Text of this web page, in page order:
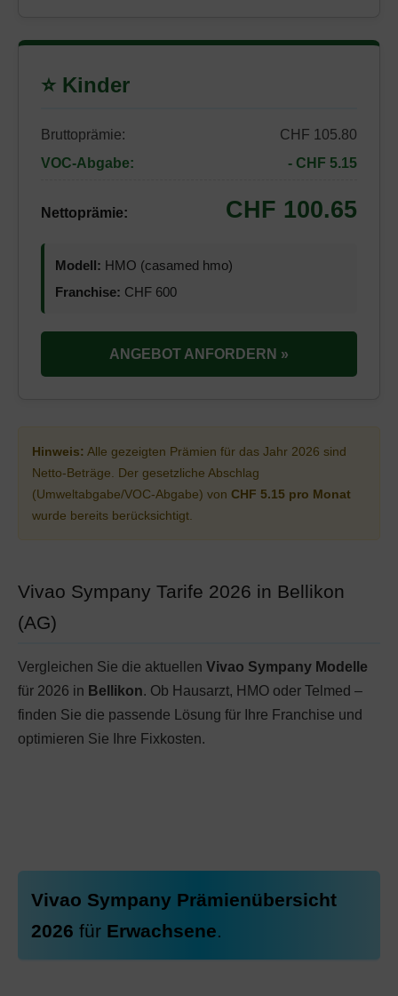
⭐ Kinder
Bruttoprämie:
CHF 105.80
VOC-Abgabe:
- CHF 5.15
Nettoprämie: CHF 100.65
Modell: HMO (casamed hmo)
Franchise: CHF 600
ANGEBOT ANFORDERN »
Hinweis: Alle gezeigten Prämien für das Jahr 2026 sind
Netto-Beträge. Der gesetzliche Abschlag
(Umweltabgabe/VOC-Abgabe) von CHF 5.15 pro Monat
wurde bereits berücksichtigt.
Vivao Sympany Tarife 2026 in Bellikon
(AG)
Vergleichen Sie die aktuellen Vivao Sympany Modelle
für 2026 in Bellikon. Ob Hausarzt, HMO oder Telmed –
finden Sie die passende Lösung für Ihre Franchise und
optimieren Sie Ihre Fixkosten.
Vivao Sympany Prämienübersicht
2026 für Erwachsene.